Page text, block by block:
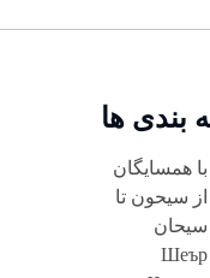
بندی ها
با همسایگان
از سیحون تا
سیحان
Шеър